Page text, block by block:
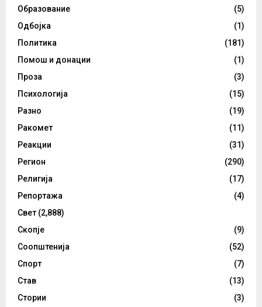
Образование
(5)
Одбојка
(1)
Политика
(181)
Помош и донации
(1)
Проза
(3)
Психологија
(15)
Разно
(19)
Ракомет
(11)
Реакции
(31)
Регион
(290)
Религија
(17)
Репортажа
(4)
Свет (2,888)
Скопје
(9)
Соопштенија
(52)
Спорт
(7)
Став
(13)
Стории
(3)